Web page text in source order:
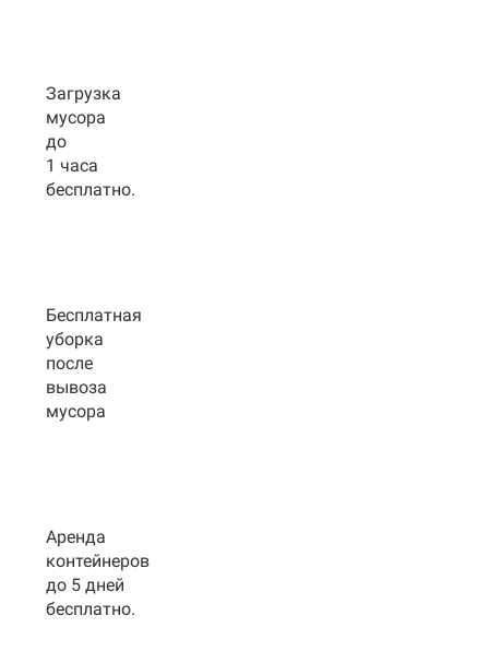
Загрузка
мусора
до
1 часа
бесплатно.
Бесплатная
уборка
после
вывоза
мусора
Аренда
контейнеров
до 5 дней
бесплатно.